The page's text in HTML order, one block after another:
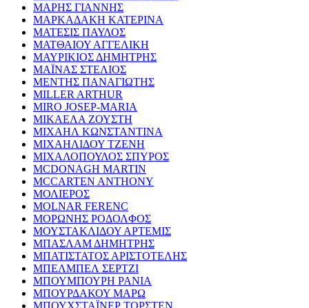
ΜΑΡΗΣ ΓΙΑΝΝΗΣ
ΜΑΡΚΑΔΑΚΗ ΚΑΤΕΡΙΝΑ
ΜΑΤΕΣΙΣ ΠΑΥΛΟΣ
ΜΑΤΘΑΙΟΥ ΑΓΓΕΛΙΚΗ
ΜΑΥΡΙΚΙΟΣ ΔΗΜΗΤΡΗΣ
ΜΑΪΝΑΣ ΣΤΕΛΙΟΣ
ΜΕΝΤΗΣ ΠΑΝΑΓΙΩΤΗΣ
MILLER ARTHUR
MIRO JOSEP-MARIA
ΜΙΚΑΕΛΑ ΖΟΥΣΤΗ
ΜΙΧΑΗΛ ΚΩΝΣΤΑΝΤΙΝΑ
ΜΙΧΑΗΛΙΔΟΥ ΤΖΕΝΗ
ΜΙΧΑΛΟΠΟΥΛΟΣ ΣΠΥΡΟΣ
MCDONAGH MARTIN
MCCARTEN ANTHONY
ΜΟΛΙΕΡΟΣ
MOLNAR FERENC
ΜΟΡΩΝΗΣ ΡΟΔΟΛΦΟΣ
ΜΟΥΣΤΑΚΛΙΔΟΥ ΑΡΤΕΜΙΣ
ΜΠΑΣΛΑΜ ΔΗΜΗΤΡΗΣ
ΜΠΑΤΙΣΤΑΤΟΣ ΑΡΙΣΤΟΤΕΛΗΣ
ΜΠΕΛΜΠΕΛ ΣΕΡΤΖΙ
ΜΠΟΥΜΠΟΥΡΗ ΡΑΝΙΑ
ΜΠΟΥΡΔΑΚΟΥ ΜΑΡΩ
ΜΠΟΥΧΣΤΑΪΝΕΡ ΤΟΡΣΤΕΝ